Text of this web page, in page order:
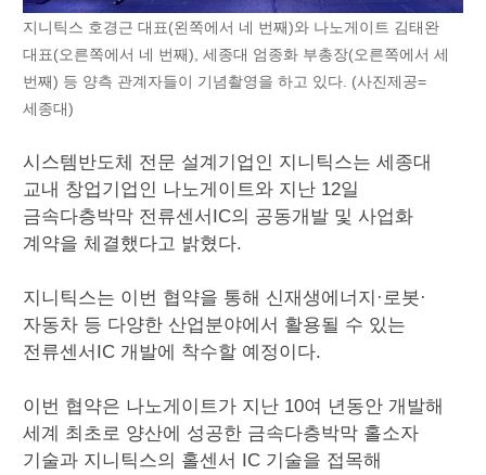
지니틱스 호경근 대표(왼쪽에서 네 번째)와 나노게이트 김태완
대표(오른쪽에서 네 번째), 세종대 엄종화 부총장(오른쪽에서 세
번째) 등 양측 관계자들이 기념촬영을 하고 있다. (사진제공=
세종대)
시스템반도체 전문 설계기업인 지니틱스는 세종대
교내 창업기업인 나노게이트와 지난 12일
금속다층박막 전류센서IC의 공동개발 및 사업화
계약을 체결했다고 밝혔다.
지니틱스는 이번 협약을 통해 신재생에너지·로봇·
자동차 등 다양한 산업분야에서 활용될 수 있는
전류센서IC 개발에 착수할 예정이다.
이번 협약은 나노게이트가 지난 10여 년동안 개발해
세계 최초로 양산에 성공한 금속다층박막 홀소자
기술과 지니틱스의 홀센서 IC 기술을 접목해